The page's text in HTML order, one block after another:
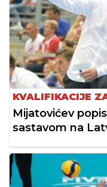
KVALIFIKACIJE
Mijatovićev
sastavom na